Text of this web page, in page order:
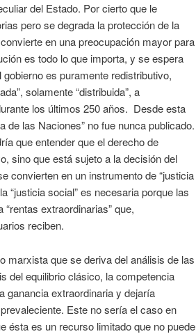
del Estado. Por cierto que le
pero se degrada la protección de la
en una preocupación mayor para
es todo lo que importa, y se espera
gobierno es puramente redistributivo,
solamente “distribuida”, a
los últimos 250 años. Desde esta
de las Naciones” no fue nunca publicado.
que entender que el derecho de
sino que está sujeto a la decisión del
convierten en un instrumento de “justicia
“justicia social” es necesaria porque las
extraordinarias” que,
reciben.
marxista que se deriva del análisis de las
del equilibrio clásico, la competencia
ganancia extraordinaria y dejaría
Este no sería el caso en
ésta es un recurso limitado que no puede